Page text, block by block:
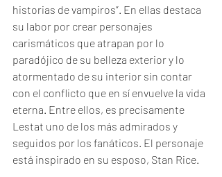
historias de vampiros”. En ellas destaca
su labor por crear personajes
carismáticos que atrapan por lo
paradójico de su belleza exterior y lo
atormentado de su interior sin contar
con el conflicto que en sí envuelve la vida
eterna. Entre ellos, es precisamente
Lestat uno de los más admirados y
seguidos por los fanáticos. El personaje
está inspirado en su esposo, Stan Rice.